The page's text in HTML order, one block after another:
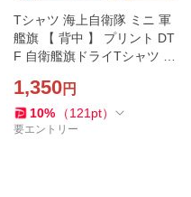
Tシャツ 海上自衛隊 ミニ 軍
艦旗 【 背中 】 プリント DT
F 自衛艦旗ドライTシャツ 自
M L LL 3L 4L
1,350円
10% （121 pt）
要エントリー